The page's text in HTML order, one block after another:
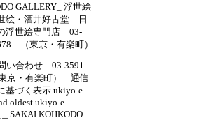
GALLERY_ 浮世絵
絵・酒井好古堂 日
浮世絵専門店 03-
（東京・有楽町）
い合わせ 03-3591-
京・有楽町） 通信
基づく表示 ukiyo-e
oldest ukiyo-e
SAKAI KOHKODO